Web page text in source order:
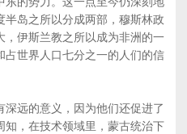
岛之所以分成两部，穆斯林政
伊斯兰教之所以成为非洲的一
占世界人口七分之一的人们的信
远的意义，因为他们还促进了
知，在技术领域里，蒙古统治下